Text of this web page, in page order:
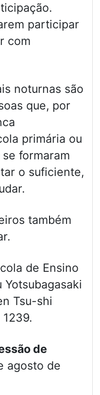
participar
com
noturnas são
que, por
primária ou
formaram
o suficiente,
também
de Ensino
Tsu-shi
de
agosto de